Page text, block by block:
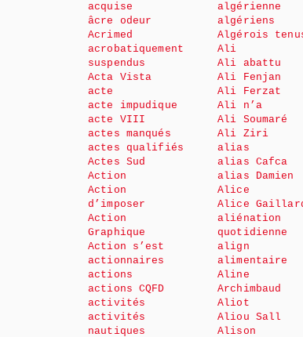
acquise
âcre odeur
Acrimed
acrobatiquement
suspendus
Acta Vista
acte
acte impudique
acte VIII
actes manqués
actes qualifiés
Actes Sud
Action
Action
d’imposer
Action
Graphique
Action s’est
actionnaires
actions
actions CQFD
activités
activités
nautiques
algérienne
algériens
Algérois
Ali
Ali abattu
Ali Fenjan
Ali Ferzat
Ali n’a
Ali Soumaré
Ali Ziri
alias
alias Cafca
alias Damien
Alice
Alice
aliénation
quotidienne
align
alimentaire
Aline
Archimbaud
Aliot
Aliou Sall
Alison